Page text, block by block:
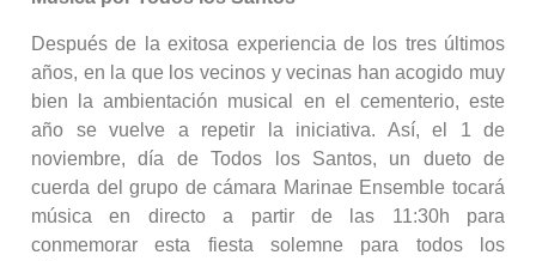
Después de la exitosa experiencia de los tres últimos
años, en la que los vecinos y vecinas han acogido muy
bien la ambientación musical en el cementerio, este
año se vuelve a repetir la iniciativa. Así, el 1 de
noviembre, día de Todos los Santos, un dueto de
cuerda del grupo de cámara Marinae Ensemble tocará
música en directo a partir de las 11:30h para
conmemorar esta fiesta solemne para todos los